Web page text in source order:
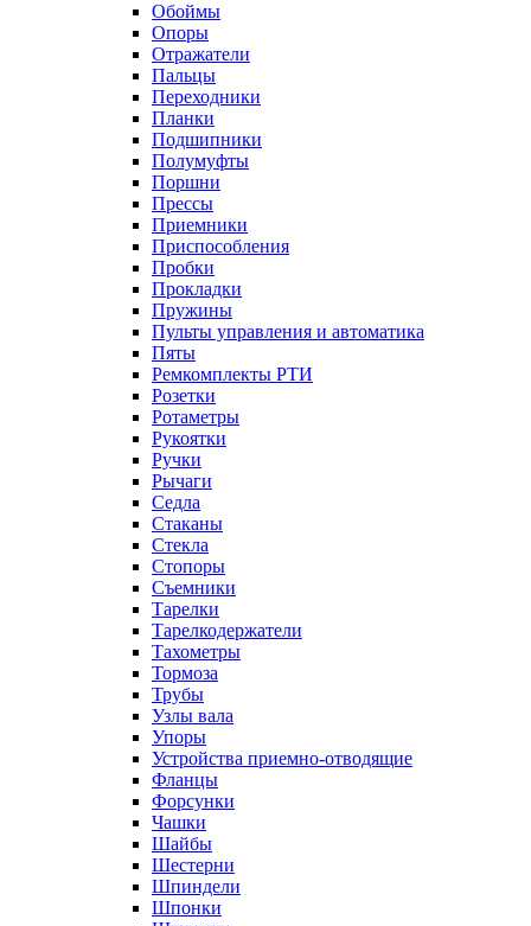
Обоймы
Опоры
Отражатели
Пальцы
Переходники
Планки
Подшипники
Полумуфты
Поршни
Прессы
Приемники
Приспособления
Пробки
Прокладки
Пружины
Пульты управления и автоматика
Пяты
Ремкомплекты РТИ
Розетки
Ротаметры
Рукоятки
Ручки
Рычаги
Седла
Стаканы
Стекла
Стопоры
Съемники
Тарелки
Тарелкодержатели
Тахометры
Тормоза
Трубы
Узлы вала
Упоры
Устройства приемно-отводящие
Фланцы
Форсунки
Чашки
Шайбы
Шестерни
Шпиндели
Шпонки